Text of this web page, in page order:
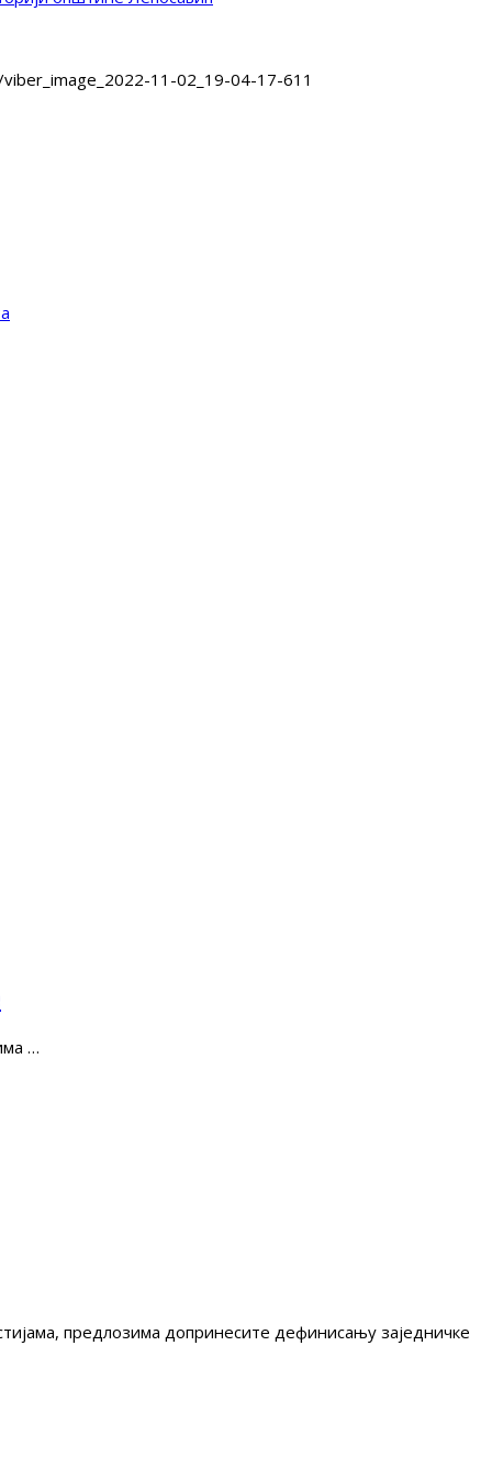
viber_image_2022-11-02_19-04-17-611
…
предлозима допринесите дефинисању заједничке